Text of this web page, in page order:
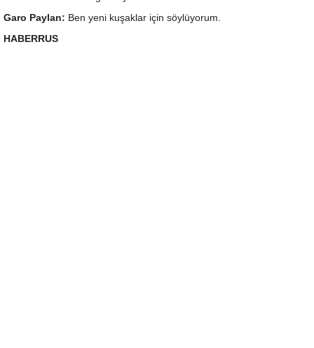
Garo Paylan: Ben yeni kuşaklar için söylüyorum.
HABERRUS